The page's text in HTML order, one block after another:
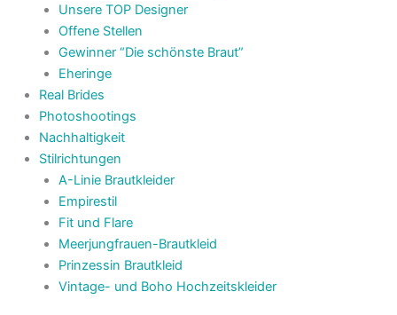
Unsere TOP Designer
Offene Stellen
Gewinner “Die schönste Braut”
Eheringe
Real Brides
Photoshootings
Nachhaltigkeit
Stilrichtungen
A-Linie Brautkleider
Empirestil
Fit und Flare
Meerjungfrauen-Brautkleid
Prinzessin Brautkleid
Vintage- und Boho Hochzeitskleider